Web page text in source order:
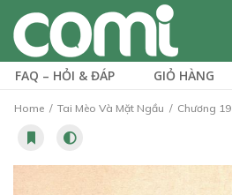
FAQ – HỎI & ĐÁP GIỎ HÀNG
Home Tai Mèo Và Mặt Ngầu Chương 19